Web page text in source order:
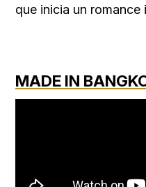
que inicia un romance
MADE IN